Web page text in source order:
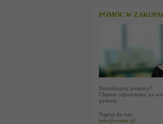
POMOC W
Potrzebujesz pomocy?
Chętnie odpowiemy na
pytania.
Napisz do nas:
info@contec.pl